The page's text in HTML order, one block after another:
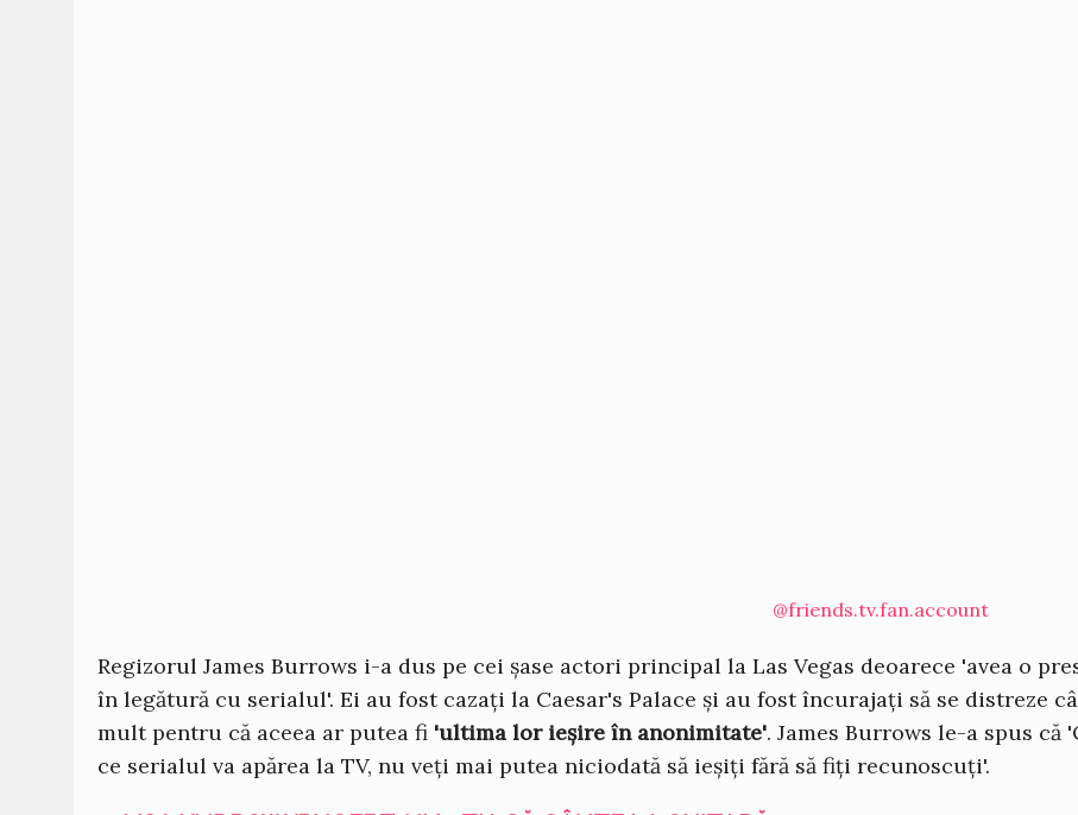
@friends.tv.fan.account
Regizorul James Burrows i-a dus pe cei șase actori principal la Las Vegas deoarece 'avea o
în legătură cu serialul'. Ei au fost cazați la Caesar's Palace și au fost încurajați să se distreze
mult pentru că aceea ar putea fi 'ultima lor ieșire în anonimitate'. James Burrows le-a spus că
ce serialul va apărea la TV, nu veți mai putea niciodată să ieșiți fără să fiți recunoscuți'.